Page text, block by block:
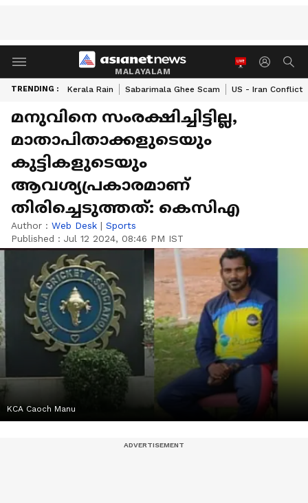
MALAYALAM
TRENDING : Kerala Rain Sabarimala Ghee Scam US - Iran Conflict
മനുവിനെ സംരക്ഷിച്ചിട്ടില്ല,
മാതാപിതാക്കളുടെയും
കുട്ടികളുടെയും
ആവശ്യപ്രകാരമാണ്
തിരിച്ചെടുത്തത്: കെസിഎ
Author : Web Desk | Sports
Published : Jul 12 2024, 08:46 PM IST
KCA Caoch Manu